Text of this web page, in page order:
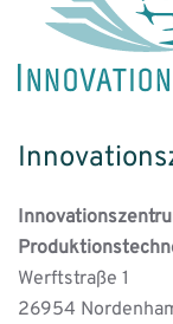
Werftstraße 1
26954